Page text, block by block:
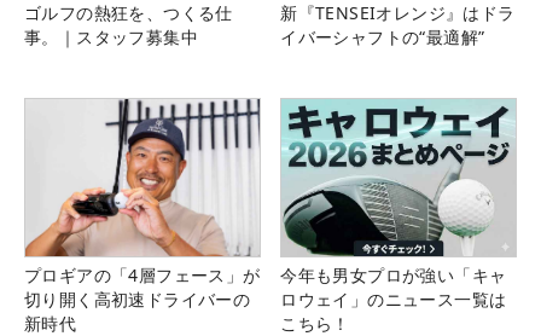
ゴルフの熱狂を、つくる仕
事。｜スタッフ募集中
新『TENSEIオレンジ』はドラ
イバーシャフトの“最適解”
プロギアの「4層フェース」が
切り開く高初速ドライバーの
新時代
今年も男女プロが強い「キャ
ロウェイ」のニュース一覧は
こちら！